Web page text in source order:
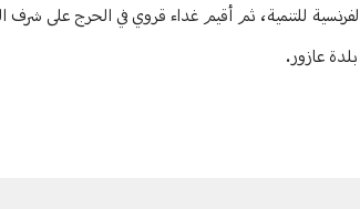
للتنمية، ثم أقيم غداء قروي في الحرج على شرف